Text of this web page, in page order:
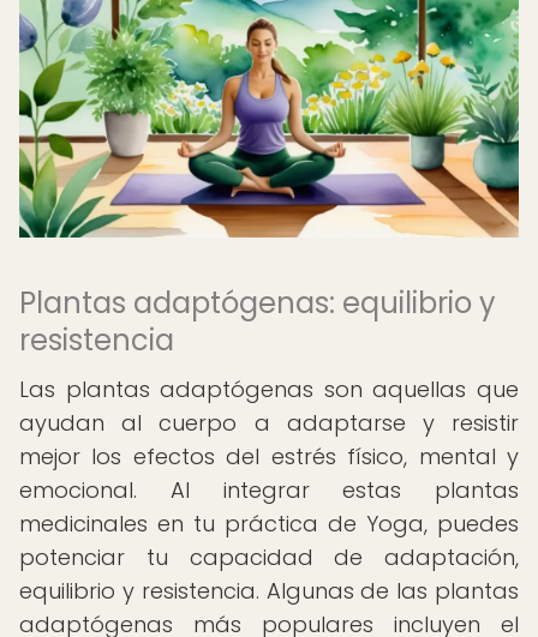
Plantas adaptógenas: equilibrio y
resistencia
Las plantas adaptógenas son aquellas que
ayudan al cuerpo a adaptarse y resistir
mejor los efectos del estrés físico, mental y
emocional. Al integrar estas plantas
medicinales en tu práctica de Yoga, puedes
potenciar tu capacidad de adaptación,
equilibrio y resistencia. Algunas de las plantas
adaptógenas más populares incluyen el